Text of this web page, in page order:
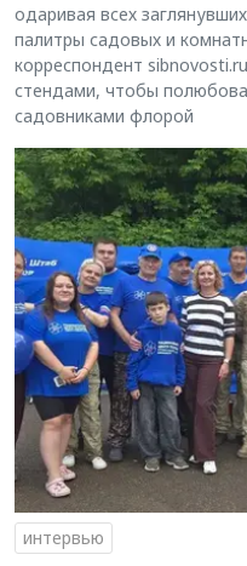
одаривая всех
палитры садовых и
корреспондент
стендами, чтобы
садовниками флорой
интервью